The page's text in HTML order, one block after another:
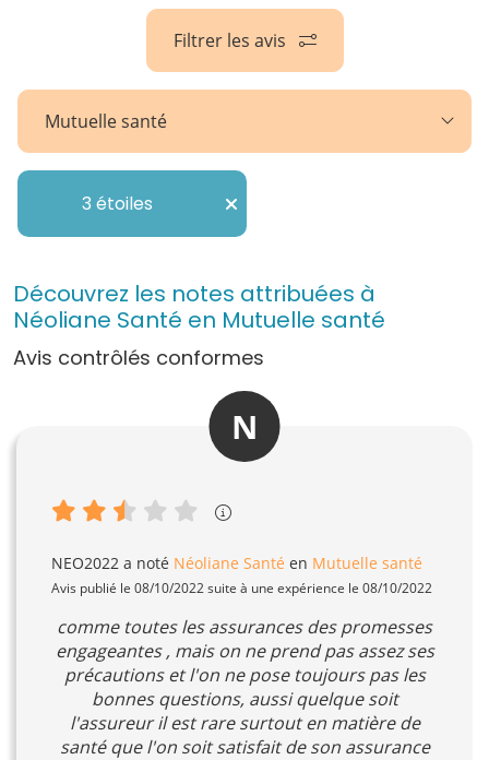
Filtrer les avis
Mutuelle santé
3 étoiles
Découvrez les notes attribuées à
Néoliane Santé en Mutuelle santé
Avis contrôlés conformes
N
NEO2022 a noté Néoliane Santé en Mutuelle santé
Avis publié le 08/10/2022 suite à une expérience le 08/10/2022
comme toutes les assurances des promesses
engageantes , mais on ne prend pas assez ses
précautions et l'on ne pose toujours pas les
bonnes questions, aussi quelque soit
l'assureur il est rare surtout en matière de
santé que l'on soit satisfait de son assurance